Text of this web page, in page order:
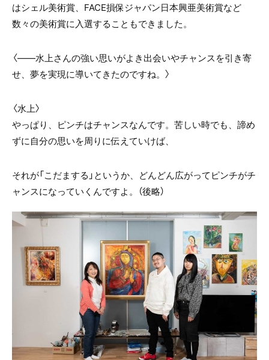
はシェル美術賞、 FACE損保ジャパン日本興亜美術賞など
数々の美術賞に入選することもできました。
〈――水上さんの強い思いがよき出会いやチャンスを引き寄
せ、夢を実現に導いてきたのですね。〉
〈水上〉
やっぱり、ピンチはチャンスなんです。苦しい時でも、諦め
ずに自分の思いを周りに伝えていけば、
それが「こだまする」というか、どんどん広がってピンチがチ
ャンスになっていくんですよ。（後略）